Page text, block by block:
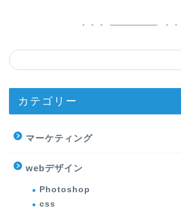
カテゴリー
マーケティング
webデザイン
Photoshop
css